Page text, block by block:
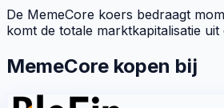
De MemeCore koers bedraagt
komt de totale marktkapitalisatie
MemeCore kopen bij